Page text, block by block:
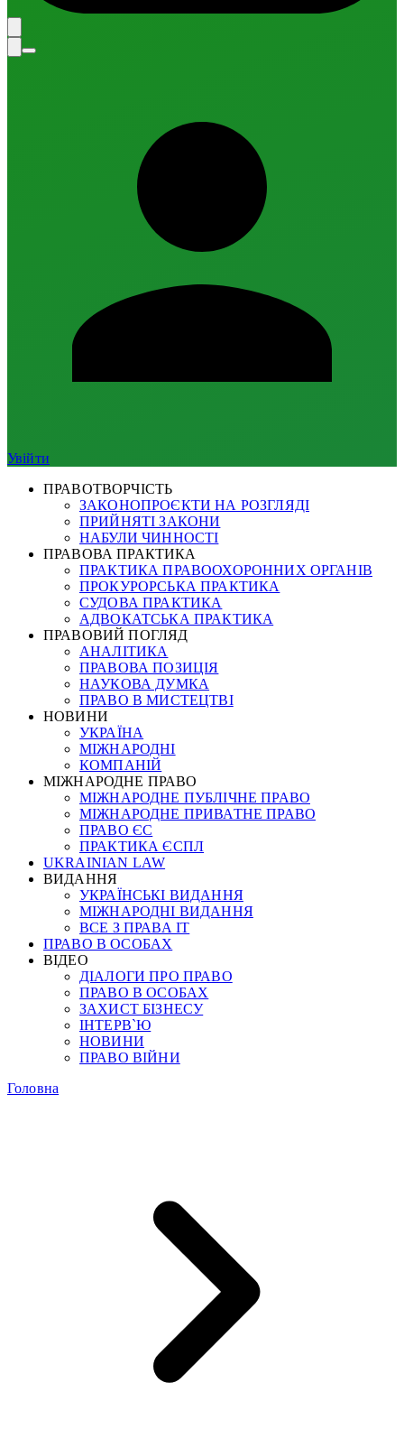
Увійти
ПРАВОТВОРЧІСТЬ
ЗАКОНОПРОЄКТИ НА РОЗГЛЯДІ
ПРИЙНЯТІ ЗАКОНИ
НАБУЛИ ЧИННОСТІ
ПРАВОВА ПРАКТИКА
ПРАКТИКА ПРАВООХОРОННИХ ОРГАНІВ
ПРОКУРОРСЬКА ПРАКТИКА
СУДОВА ПРАКТИКА
АДВОКАТСЬКА ПРАКТИКА
ПРАВОВИЙ ПОГЛЯД
АНАЛІТИКА
ПРАВОВА ПОЗИЦІЯ
НАУКОВА ДУМКА
ПРАВО В МИСТЕЦТВІ
НОВИНИ
УКРАЇНА
МІЖНАРОДНІ
КОМПАНІЙ
МІЖНАРОДНЕ ПРАВО
МІЖНАРОДНЕ ПУБЛІЧНЕ ПРАВО
МІЖНАРОДНЕ ПРИВАТНЕ ПРАВО
ПРАВО ЄС
ПРАКТИКА ЄСПЛ
UKRAINIAN LAW
ВИДАННЯ
УКРАЇНСЬКІ ВИДАННЯ
МІЖНАРОДНІ ВИДАННЯ
ВСЕ З ПРАВА ІТ
ПРАВО В ОСОБАХ
ВІДЕО
ДІАЛОГИ ПРО ПРАВО
ПРАВО В ОСОБАХ
ЗАХИСТ БІЗНЕСУ
ІНТЕРВ`Ю
НОВИНИ
ПРАВО ВІЙНИ
Головна